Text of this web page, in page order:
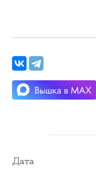
Дата